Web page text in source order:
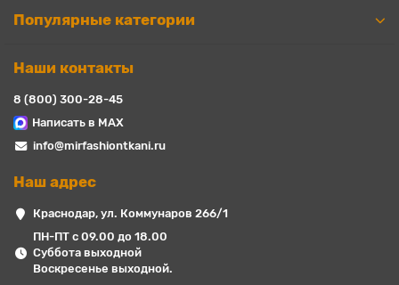
Популярные категории
Наши контакты
8 (800) 300-28-45
Написать в MAX
info@mirfashiontkani.ru
Наш адрес
Краснодар, ул. Коммунаров 266/1
ПН-ПТ с 09.00 до 18.00
Суббота выходной
Воскресенье выходной.